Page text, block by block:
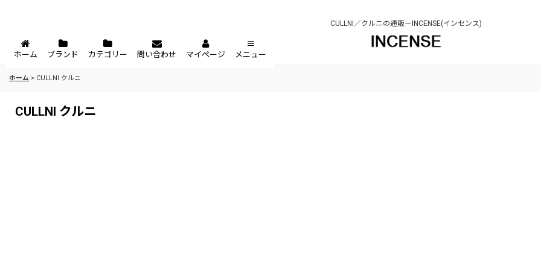
CULLNI／クルニの通販－INCENSE(インセンス)
ホーム ブランド カテゴリー 問い合わせ マイページ メニュー
ホーム > CULLNI クルニ
CULLNI クルニ